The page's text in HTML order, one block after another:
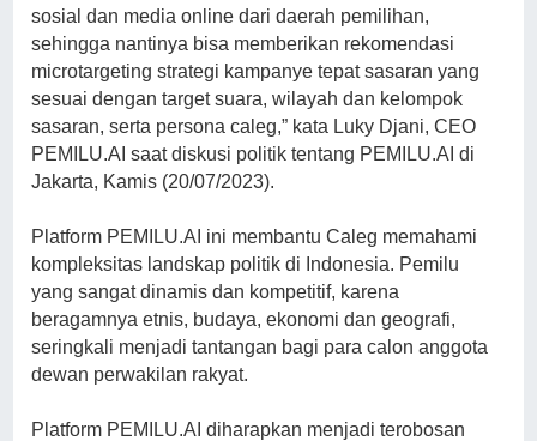
sosial dan media online dari daerah pemilihan,
sehingga nantinya bisa memberikan rekomendasi
microtargeting strategi kampanye tepat sasaran yang
sesuai dengan target suara, wilayah dan kelompok
sasaran, serta persona caleg,” kata Luky Djani, CEO
PEMILU.AI saat diskusi politik tentang PEMILU.AI di
Jakarta, Kamis (20/07/2023).
Platform PEMILU.AI ini membantu Caleg memahami
kompleksitas landskap politik di Indonesia. Pemilu
yang sangat dinamis dan kompetitif, karena
beragamnya etnis, budaya, ekonomi dan geografi,
seringkali menjadi tantangan bagi para calon anggota
dewan perwakilan rakyat.
Platform PEMILU.AI diharapkan menjadi terobosan